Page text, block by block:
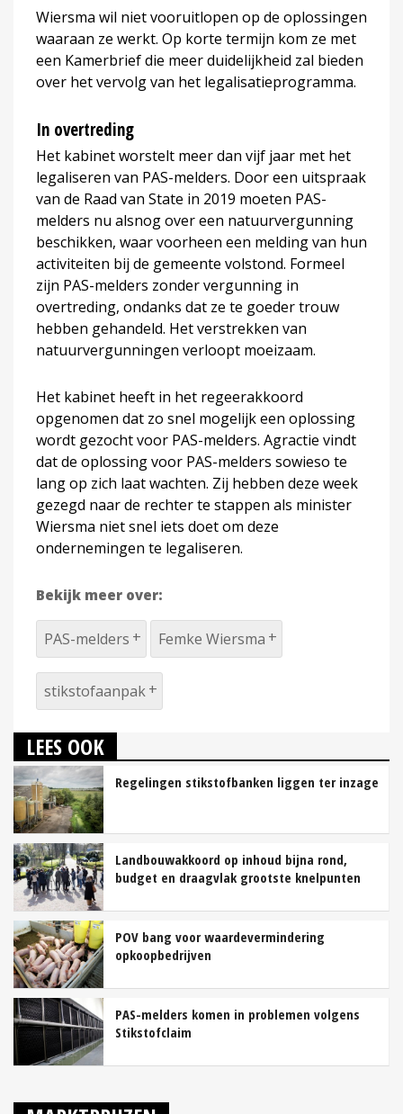
Wiersma wil niet vooruitlopen op de oplossingen
waaraan ze werkt. Op korte termijn kom ze met
een Kamerbrief die meer duidelijkheid zal bieden
over het vervolg van het legalisatieprogramma.
In overtreding
Het kabinet worstelt meer dan vijf jaar met het
legaliseren van PAS-melders. Door een uitspraak
van de Raad van State in 2019 moeten PAS-
melders nu alsnog over een natuurvergunning
beschikken, waar voorheen een melding van hun
activiteiten bij de gemeente volstond. Formeel
zijn PAS-melders zonder vergunning in
overtreding, ondanks dat ze te goeder trouw
hebben gehandeld. Het verstrekken van
natuurvergunningen verloopt moeizaam.
Het kabinet heeft in het regeerakkoord
opgenomen dat zo snel mogelijk een oplossing
wordt gezocht voor PAS-melders. Agractie vindt
dat de oplossing voor PAS-melders sowieso te
lang op zich laat wachten. Zij hebben deze week
gezegd naar de rechter te stappen als minister
Wiersma niet snel iets doet om deze
ondernemingen te legaliseren.
Bekijk meer over:
PAS-melders Femke Wiersma
stikstofaanpak
LEES OOK
Regelingen stikstofbanken liggen ter inzage
Landbouwakkoord op inhoud bijna rond,
budget en draagvlak grootste knelpunten
POV bang voor waardevermindering
opkoopbedrijven
PAS-melders komen in problemen volgens
Stikstofclaim